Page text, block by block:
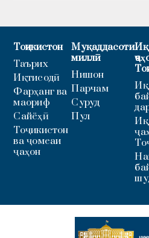
Тоҷикистон
Таърих
Иқтисодӣ
Фарҳанг ва
маориф
Сайёҳӣ
Тоҷикистон
ва ҷомеаи
ҷаҳон
Муқаддасоти
миллӣ
Нишон
Парчам
Суруд
Пул